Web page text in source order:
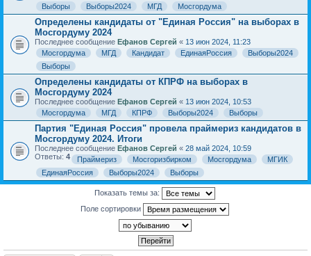
Выборы
Выборы2024 МГД Мосгордума
Определены кандидаты от "Единая Россия" на выборах в
Мосгордуму 2024
Последнее сообщение Ефанов Сергей « 13 июн 2024, 11:23
Мосгордума
МГД Кандидат ЕдинаяРоссия
Выборы2024
Выборы
Определены кандидаты от КПРФ на выборах в
Мосгордуму 2024
Последнее сообщение Ефанов Сергей « 13 июн 2024, 10:53
Мосгордума
МГД КПРФ Выборы2024 Выборы
Партия "Единая Россия" провела праймериз кандидатов в
Мосгордуму 2024. Итоги
Последнее сообщение Ефанов Сергей « 28 май 2024, 10:59
Ответы: 4 Праймериз Мосгоризбирком Мосгордума
МГИК
ЕдинаяРоссия
Выборы2024 Выборы
Показать темы за:
Поле сортировки